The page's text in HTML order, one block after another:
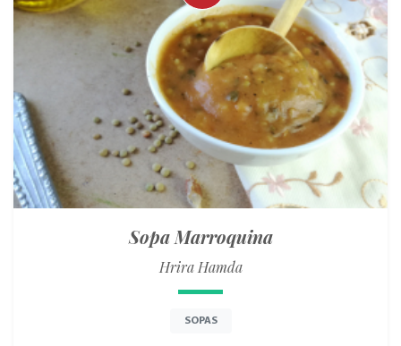
Sopa Marroquina
Hrira Hamda
SOPAS